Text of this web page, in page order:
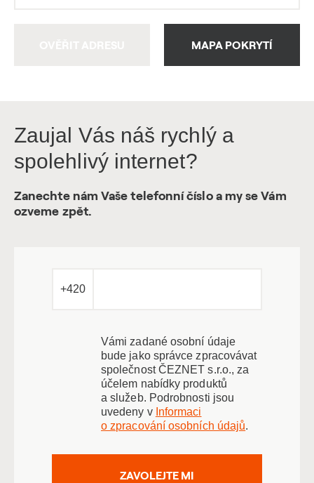
MAPA POKRYTÍ
Zaujal Vás náš rychlý a
spolehlivý internet?
Zanechte nám Vaše telefonní číslo a my se Vám
ozveme zpět.
+420
Vámi zadané osobní údaje
bude jako správce zpracovávat
společnost ČEZNET s.r.o., za
účelem nabídky produktů
a služeb. Podrobnosti jsou
uvedeny v Informaci
o zpracování osobních údajů.
ZAVOLEJTE MI